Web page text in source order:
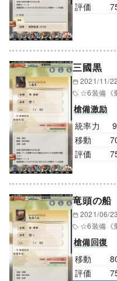
評価
三國黒
2021/11/22
☆6装備
槍備激励
統率力
移動
評価
竜頭の船
2021/06/23
☆6装備
槍備回復
移動
評価